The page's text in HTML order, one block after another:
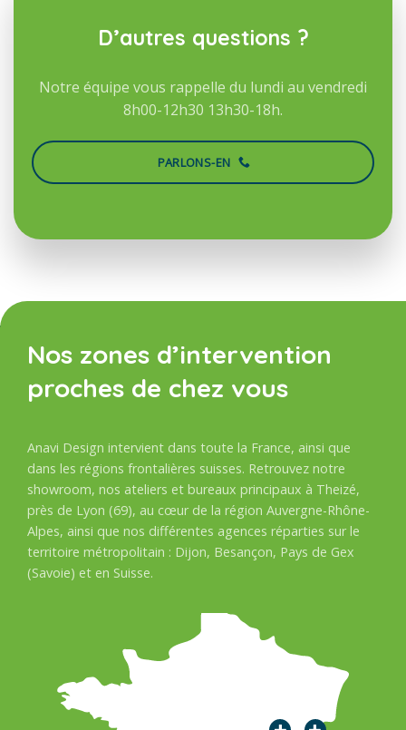
D’autres questions ?
Notre équipe vous rappelle du lundi au vendredi
8h00-12h30 13h30-18h.
PARLONS-EN
Nos zones d’intervention
proches de chez vous
Anavi Design intervient dans toute la France, ainsi que
dans les régions frontalières suisses. Retrouvez notre
showroom, nos ateliers et bureaux principaux à Theizé,
près de Lyon (69), au cœur de la région Auvergne-Rhône-
Alpes, ainsi que nos différentes agences réparties sur le
territoire métropolitain : Dijon, Besançon, Pays de Gex
(Savoie) et en Suisse.